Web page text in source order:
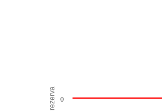
rezerva 0